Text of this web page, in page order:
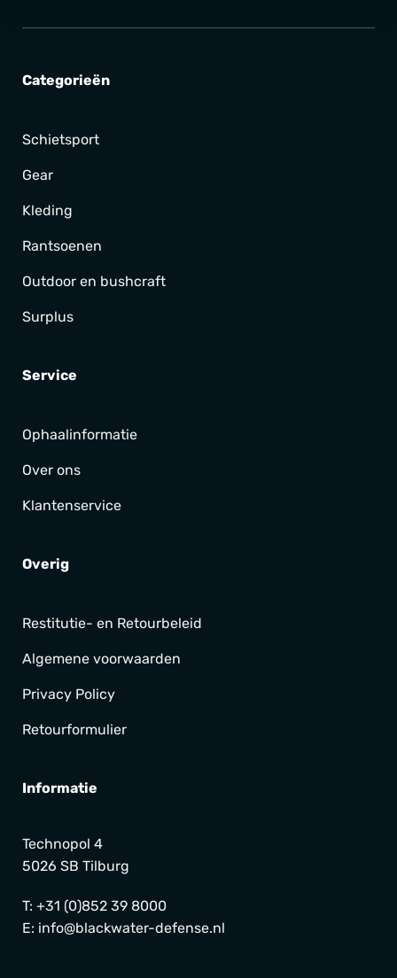
Categorieën
Schietsport
Gear
Kleding
Rantsoenen
Outdoor en bushcraft
Surplus
Service
Ophaalinformatie
Over ons
Klantenservice
Overig
Restitutie- en Retourbeleid
Algemene voorwaarden
Privacy Policy
Retourformulier
Informatie
Technopol 4
5026 SB Tilburg
T: +31 (0)852 39 8000
E: info@blackwater-defense.nl